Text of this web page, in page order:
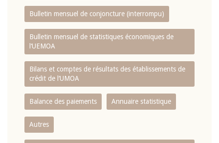
Bulletin mensuel de conjoncture (interrompu)
Bulletin mensuel de statistiques économiques de
l‘UEMOA
Bilans et comptes de résultats des établissements de
crédit de l‘UMOA
Balance des paiements Annuaire statistique
Autres